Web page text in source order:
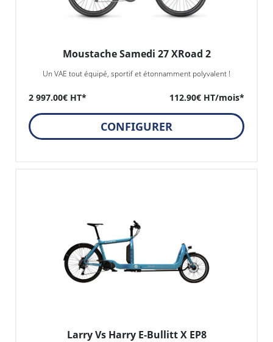
Moustache Samedi 27 XRoad 2
Un VAE tout équipé, sportif et étonnamment polyvalent !
2 997.00€ HT* 112.90€ HT/mois*
CONFIGURER
Larry Vs Harry E-Bullitt X EP8